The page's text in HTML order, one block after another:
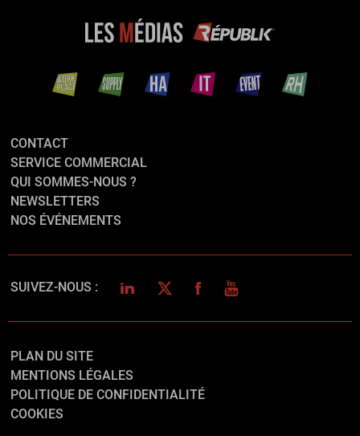
CONTACT
SERVICE COMMERCIAL
QUI SOMMES-NOUS ?
NEWSLETTERS
NOS ÉVÉNEMENTS
SUIVEZ-NOUS : LINKEDINTWITTERFACEBOOK
YOUTUBE
PLAN DU SITE
MENTIONS LÉGALES
POLITIQUE DE CONFIDENTIALITÉ
COOKIES